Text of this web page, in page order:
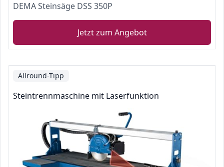
DEMA Steinsäge DSS 350P
Jetzt zum Angebot
Allround-Tipp
Steintrennmaschine mit Laserfunktion